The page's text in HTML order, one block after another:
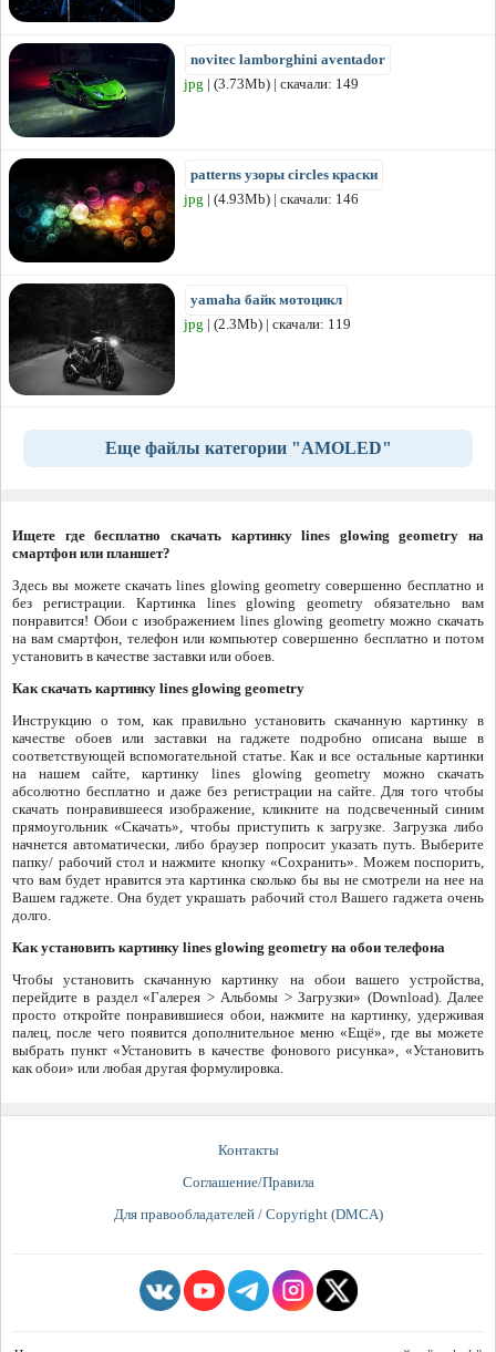
novitec lamborghini aventador
jpg | (3.73Mb) | скачали: 149
patterns узоры circles краски
jpg | (4.93Mb) | скачали: 146
yamaha байк мотоцикл
jpg | (2.3Mb) | скачали: 119
Еще файлы категории "AMOLED"
Ищете где бесплатно скачать картинку lines glowing geometry на
смартфон или планшет?
Здесь вы можете скачать lines glowing geometry совершенно бесплатно и
без регистрации. Картинка lines glowing geometry обязательно вам
понравится! Обои с изображением lines glowing geometry можно скачать
на вам смартфон, телефон или компьютер совершенно бесплатно и потом
установить в качестве заставки или обоев.
Как скачать картинку lines glowing geometry
Инструкцию о том, как правильно установить скачанную картинку в
качестве обоев или заставки на гаджете подробно описана выше в
соответствующей вспомогательной статье. Как и все остальные картинки
на нашем сайте, картинку lines glowing geometry можно скачать
абсолютно бесплатно и даже без регистрации на сайте. Для того чтобы
скачать понравившееся изображение, кликните на подсвеченный синим
прямоугольник «Скачать», чтобы приступить к загрузке. Загрузка либо
начнется автоматически, либо браузер попросит указать путь. Выберите
папку/ рабочий стол и нажмите кнопку «Сохранить». Можем поспорить,
что вам будет нравится эта картинка сколько бы вы не смотрели на нее на
Вашем гаджете. Она будет украшать рабочий стол Вашего гаджета очень
долго.
Как установить картинку lines glowing geometry на обои телефона
Чтобы установить скачанную картинку на обои вашего устройства,
перейдите в раздел «Галерея > Альбомы > Загрузки» (Download). Далее
просто откройте понравившиеся обои, нажмите на картинку, удерживая
палец, после чего появится дополнительное меню «Ещё», где вы можете
выбрать пункт «Установить в качестве фонового рисунка», «Установить
как обои» или любая другая формулировка.
Контакты
Соглашение/Правила
Для правообладателей / Copyright (DMCA)